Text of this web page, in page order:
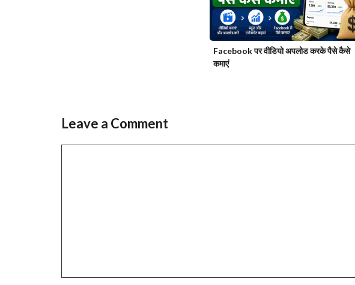
Facebook पर वीडियो अपलोड करके पैसे कैसे
कमाएं
Leave a Comment